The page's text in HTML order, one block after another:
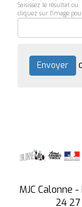
Saisissez le résultat ou
cliquez sur l'image
Envoyer
MJC Calonne
24